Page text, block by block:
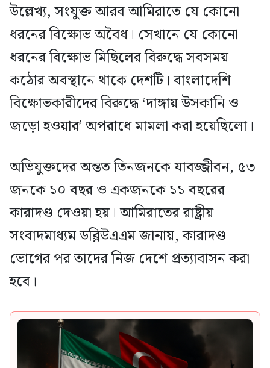
উল্লেখ্য, সংযুক্ত আরব আমিরাতে যে কোনো
ধরনের বিক্ষোভ অবৈধ। সেখানে যে কোনো
ধরনের বিক্ষোভ মিছিলের বিরুদ্ধে সবসময়
কঠোর অবস্থানে থাকে দেশটি। বাংলাদেশি
বিক্ষোভকারীদের বিরুদ্ধে ‘দাঙ্গায় উসকানি ও
জড়ো হওয়ার’ অপরাধে মামলা করা হয়েছিলো।
অভিযুক্তদের অন্তত তিনজনকে যাবজ্জীবন, ৫৩
জনকে ১০ বছর ও একজনকে ১১ বছরের
কারাদণ্ড দেওয়া হয়। আমিরাতের রাষ্ট্রীয়
সংবাদমাধ্যম ডব্লিউএএম জানায়, কারাদণ্ড
ভোগের পর তাদের নিজ দেশে প্রত্যাবাসন করা
হবে।